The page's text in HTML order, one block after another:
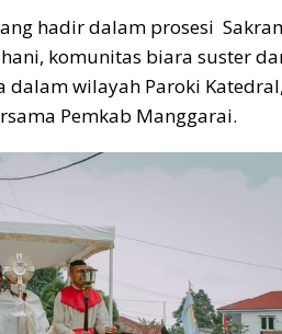
hadir dalam prosesi
komunitas biara suster
dalam wilayah Paroki
Pemkab Manggarai.